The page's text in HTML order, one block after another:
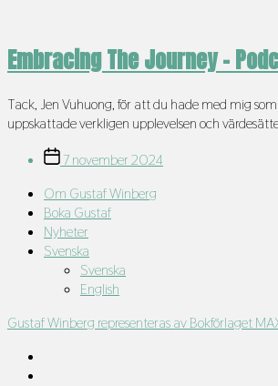
Embracing The Journey –
Tack, Jen Vuhuong, för att du hade med mig
uppskattade verkligen upplevelsen och
Inläggsdatum
7 november 2024
Om Gustaf Winberg
Boka Gustaf
Nyheter
Svenska
Svenska
English
Gustaf Winberg representeras av Bokförlaget